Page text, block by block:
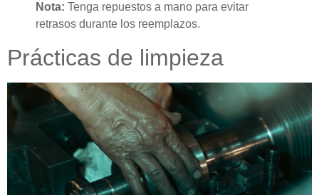
Nota: Tenga repuestos a mano para evitar
retrasos durante los reemplazos.
Prácticas de limpieza